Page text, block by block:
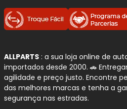
ALLPARTS : a sua loja online de
importados desde 2000. 🚗
agilidade e preço justo. Encontre
das melhores marcas e tenha a
segurança nas estradas.